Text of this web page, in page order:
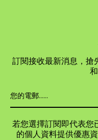
訂閱接收最新消息，搶
若您選擇訂閱即代表您
的個人資料提供優惠